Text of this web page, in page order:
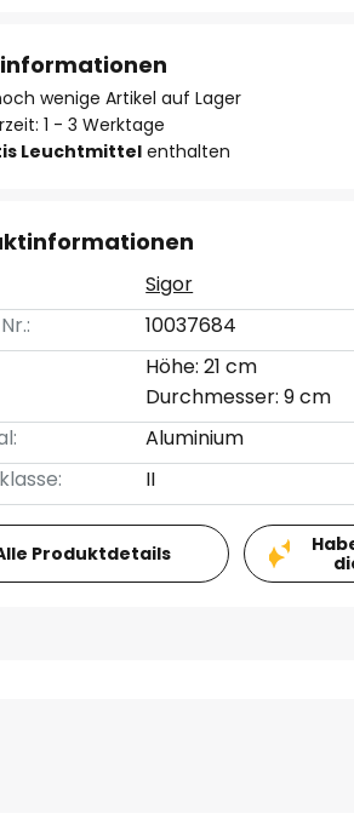
wenige Artikel auf Lager
1 - 3 Werktage
Leuchtmittelenthalten
Sigor
10037684
Höhe: 21 cm
Durchmesser: 9 cm
Aluminium
II
Produktdetails